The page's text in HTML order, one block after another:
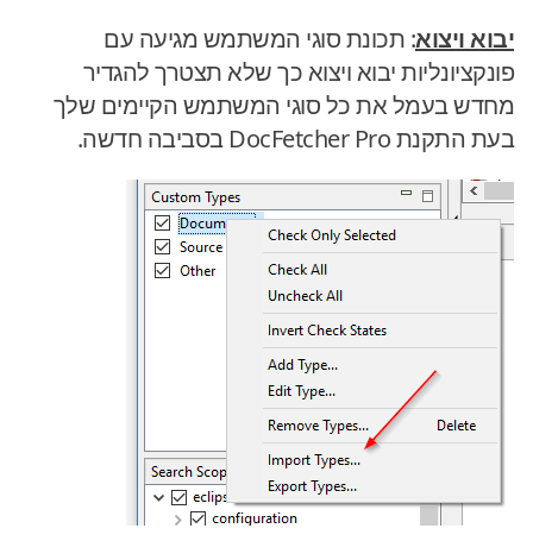
יבוא ויצוא: תכונת סוגי המשתמש מגיעה עם
פונקציונליות יבוא ויצוא כך שלא תצטרך להגדיר
מחדש בעמל את כל סוגי המשתמש הקיימים שלך
בעת התקנת DocFetcher Pro בסביבה חדשה.